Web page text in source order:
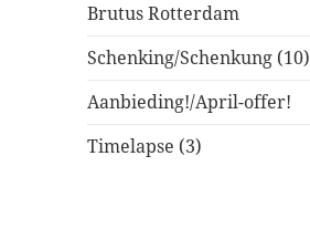
Brutus Rotterdam
Schenking/Schenkung (10)
Aanbieding!/April-offer!
Timelapse (3)